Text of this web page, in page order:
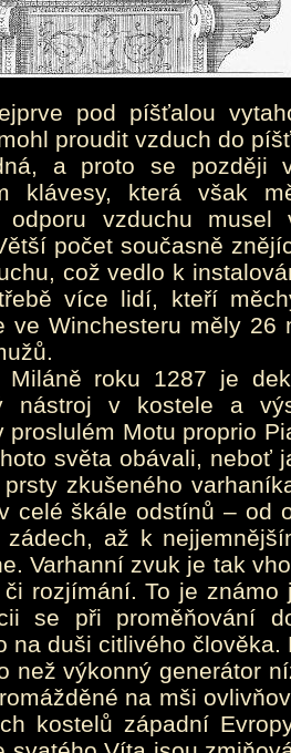
pod píšťalou
proudit vzduch do
a proto se později
klávesy, která však
odporu vzduchu
počet současně
což vedlo k
více lidí, kteří
ve Winchesteru měly
Miláně roku 1287 je
nástroj v kostele a
proslulém Motu proprio
světa obávali, neboť
zkušeného
celé škále odstínů – od
zádech, až k
Varhanní zvuk je tak
či rozjímání. To je
se při proměňování
na duši citlivého
než výkonný generátor
na mši
kostelů západní